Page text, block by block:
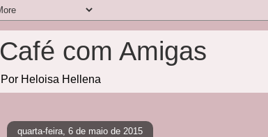
Café com Amigas
Por Heloisa Hellena
quarta-feira, 6 de maio de 2015